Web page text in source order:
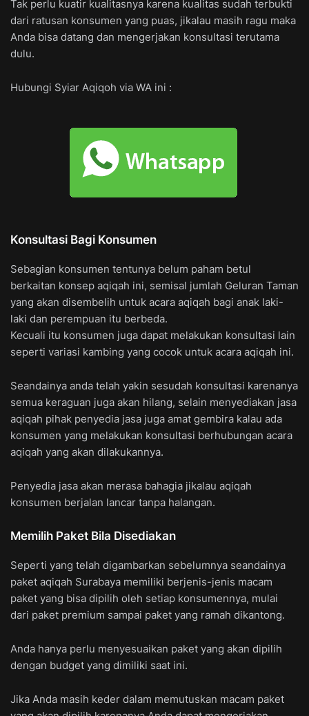
Tak perlu kuatir kualitasnya karena kualitas sudah terbukti
dari ratusan konsumen yang puas, jikalau masih ragu maka
Anda bisa datang dan mengerjakan konsultasi terutama
dulu.
Hubungi Syiar Aqiqoh via WA ini :
Konsultasi Bagi Konsumen
Sebagian konsumen tentunya belum paham betul
berkaitan konsep aqiqah ini, semisal jumlah Geluran Taman
yang akan disembelih untuk acara aqiqah bagi anak laki-
laki dan perempuan itu berbeda.
Kecuali itu konsumen juga dapat melakukan konsultasi lain
seperti variasi kambing yang cocok untuk acara aqiqah ini.
Seandainya anda telah yakin sesudah konsultasi karenanya
semua keraguan juga akan hilang, selain menyediakan jasa
aqiqah pihak penyedia jasa juga amat gembira kalau ada
konsumen yang melakukan konsultasi berhubungan acara
aqiqah yang akan dilakukannya.
Penyedia jasa akan merasa bahagia jikalau aqiqah
konsumen berjalan lancar tanpa halangan.
Memilih Paket Bila Disediakan
Seperti yang telah digambarkan sebelumnya seandainya
paket aqiqah Surabaya memiliki berjenis-jenis macam
paket yang bisa dipilih oleh setiap konsumennya, mulai
dari paket premium sampai paket yang ramah dikantong.
Anda hanya perlu menyesuaikan paket yang akan dipilih
dengan budget yang dimiliki saat ini.
Jika Anda masih keder dalam memutuskan macam paket